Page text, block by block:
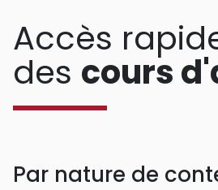
Accès
des cours
Par nature de